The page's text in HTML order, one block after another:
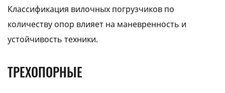
Классификация вилочных погрузчиков по
количеству опор влияет на маневренность и
устойчивость техники.
ТРЕХОПОРНЫЕ